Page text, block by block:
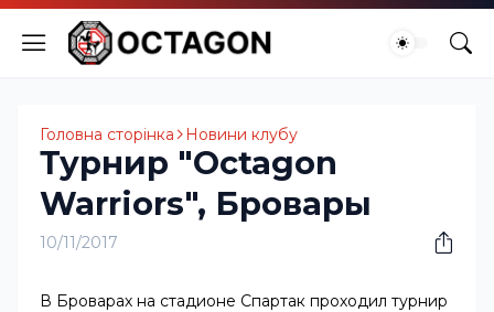
Головна сторінка Новини клубу
Турнир "Octagon
Warriors", Бровары
10/11/2017
В Броварах на стадионе Спартак проходил турнир